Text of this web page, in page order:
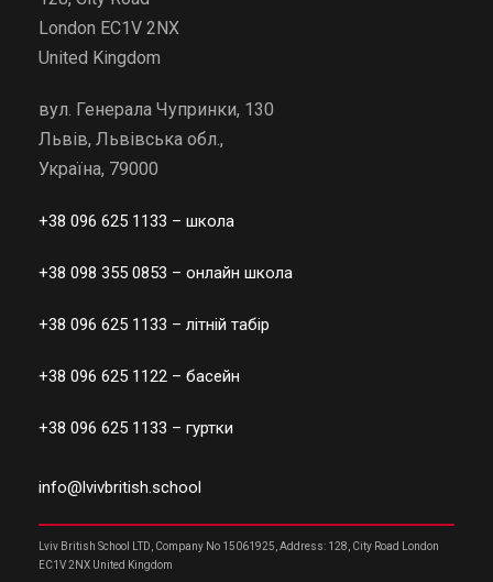
London EC1V 2NX
United Kingdom
вул. Генерала Чупринки, 130
Львів, Львівська обл.,
Україна, 79000
+38 096 625 1133 – школа
+38 098 355 0853 – онлайн школа
+38 096 625 1133 – літній табір
+38 096 625 1122 – басейн
+38 096 625 1133 – гуртки
info@lvivbritish.school
Lviv British School LTD, Company No 15061925, Address: 128, City Road London
EC1V 2NX United Kingdom